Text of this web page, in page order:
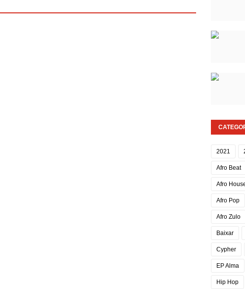
2021
Afro Beat
Afro
Afro Pop
Afro Zulo
Baixar
Cypher
EP Alma
Hip Hop